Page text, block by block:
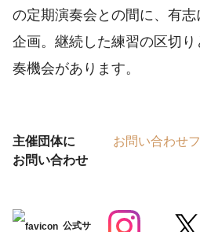
の定期演奏会との間に、有
企画。継続した練習の区切
奏機会があります。
主催団体に
お問い合わせ
お問い合わせ
公式サ